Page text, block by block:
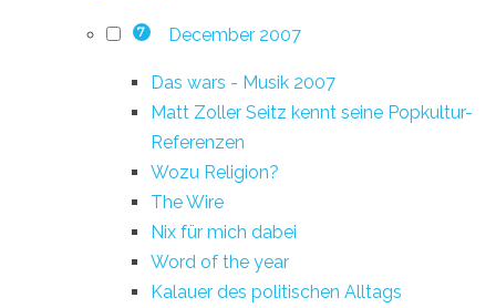
7 December 2007
Das wars - Musik 2007
Matt Zoller Seitz kennt seine Popkultur-
Referenzen
Wozu Religion?
The Wire
Nix für mich dabei
Word of the year
Kalauer des politischen Alltags